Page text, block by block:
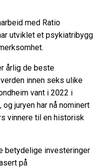
med Ratio
utviklet et psykiatribygg
årlig de beste
innen seks ulike
vant i 2022 i
juryen har nå nominert
vinnere til en historisk
betydelige investeringer
på